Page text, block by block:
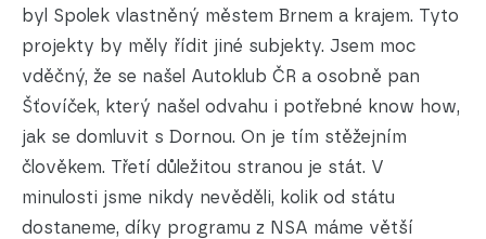
byl Spolek vlastněný městem Brnem a krajem. Tyto
projekty by měly řídit jiné subjekty. Jsem moc
vděčný, že se našel Autoklub ČR a osobně pan
Šťovíček, který našel odvahu i potřebné know how,
jak se domluvit s Dornou. On je tím stěžejním
člověkem. Třetí důležitou stranou je stát. V
minulosti jsme nikdy nevěděli, kolik od státu
dostaneme, díky programu z NSA máme větší